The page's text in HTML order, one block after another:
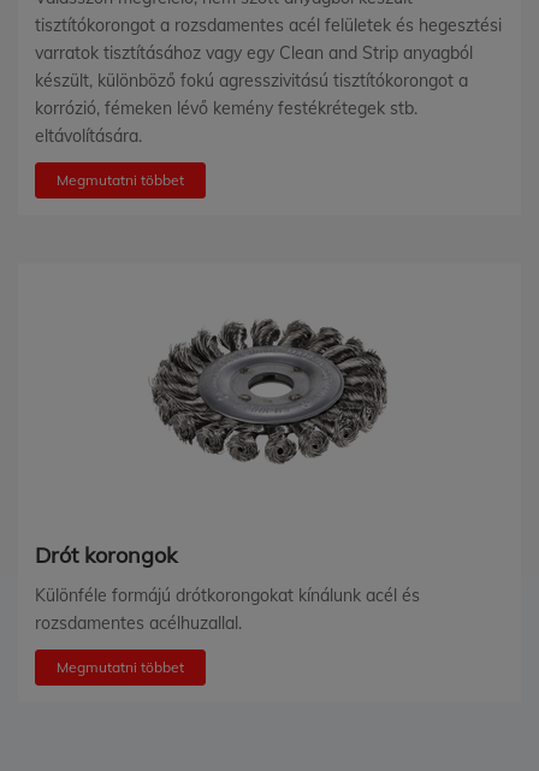
tisztítókorongot a rozsdamentes acél felületek és hegesztési
varratok tisztításához vagy egy Clean and Strip anyagból
készült, különböző fokú agresszivitású tisztítókorongot a
korrózió, fémeken lévő kemény festékrétegek stb.
eltávolítására.
Megmutatni többet
Drót korongok
Különféle formájú drótkorongokat kínálunk acél és
rozsdamentes acélhuzallal.
Megmutatni többet